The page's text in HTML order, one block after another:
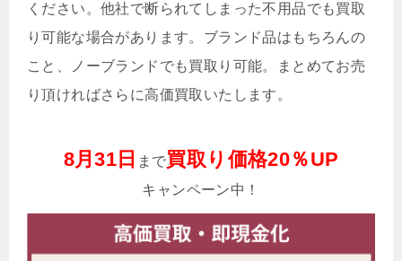
ください。他社で断られてしまった不用品でも買取
り可能な場合があります。ブランド品はもちろんの
こと、ノーブランドでも買取り可能。まとめてお売
り頂ければさらに高価買取いたします。
8月31日 まで買取り価格20％UP
キャンペーン中！